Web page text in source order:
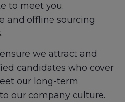
to meet you.
and offline sourcing
we attract and
candidates who cover
our long-term
our company culture.